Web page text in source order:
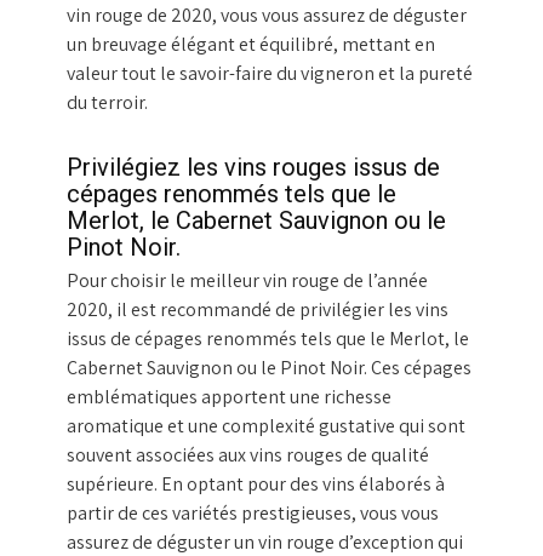
vin rouge de 2020, vous vous assurez de déguster
un breuvage élégant et équilibré, mettant en
valeur tout le savoir-faire du vigneron et la pureté
du terroir.
Privilégiez les vins rouges issus de
cépages renommés tels que le
Merlot, le Cabernet Sauvignon ou le
Pinot Noir.
Pour choisir le meilleur vin rouge de l’année
2020, il est recommandé de privilégier les vins
issus de cépages renommés tels que le Merlot, le
Cabernet Sauvignon ou le Pinot Noir. Ces cépages
emblématiques apportent une richesse
aromatique et une complexité gustative qui sont
souvent associées aux vins rouges de qualité
supérieure. En optant pour des vins élaborés à
partir de ces variétés prestigieuses, vous vous
assurez de déguster un vin rouge d’exception qui